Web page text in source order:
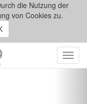
die Nutzung der
von Cookies zu.